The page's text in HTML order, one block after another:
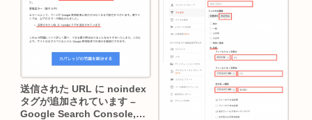
送信された URL に noindex
タグが追加されています –
Google Search Console,